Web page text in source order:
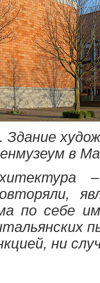
Здание
в
по себе
ни